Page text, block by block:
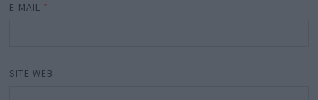
E-MAIL *
SITE WEB